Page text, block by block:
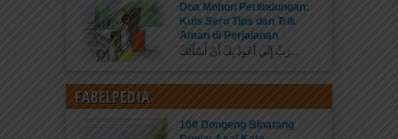
Doa Mohon Perlindungan:
Kuis Seru Tips dan Trik
Aman di Perjalanan
رَبِّ إِنِّي أَعُوذُ بِكَ أَنْ أَسْأَلَكَ...
FABELPEDIA
100 Dongeng Binatang